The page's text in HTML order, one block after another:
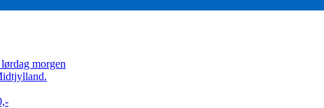
morgen